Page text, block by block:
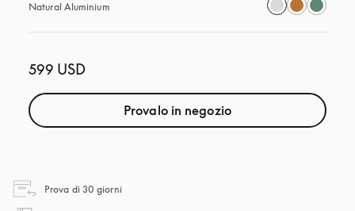
Natural Aluminium
599 USD
Provalo in negozio
Prova di 30 giornisi apre in una nuova finestra